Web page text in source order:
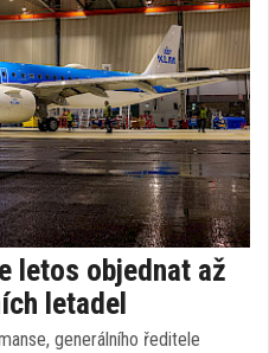
letos objednat až
letadel
generálního ředitele